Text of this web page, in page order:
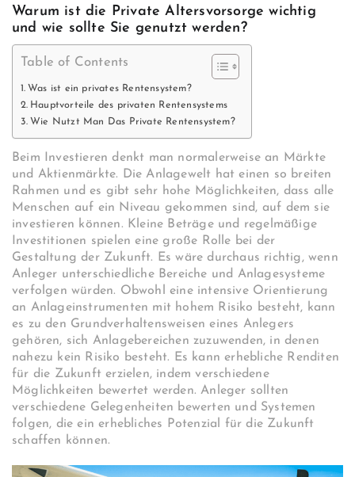
Warum ist die Private Altersvorsorge wichtig
und wie sollte Sie genutzt werden?
Table of Contents
Was ist ein privates Rentensystem?
Hauptvorteile des privaten Rentensystems
Wie Nutzt Man Das Private Rentensystem?
Beim Investieren denkt man normalerweise an Märkte
und Aktienmärkte. Die Anlagewelt hat einen so breiten
Rahmen und es gibt sehr hohe Möglichkeiten, dass alle
Menschen auf ein Niveau gekommen sind, auf dem sie
investieren können. Kleine Beträge und regelmäßige
Investitionen spielen eine große Rolle bei der
Gestaltung der Zukunft. Es wäre durchaus richtig, wenn
Anleger unterschiedliche Bereiche und Anlagesysteme
verfolgen würden. Obwohl eine intensive Orientierung
an Anlageinstrumenten mit hohem Risiko besteht, kann
es zu den Grundverhaltensweisen eines Anlegers
gehören, sich Anlagebereichen zuzuwenden, in denen
nahezu kein Risiko besteht. Es kann erhebliche Renditen
für die Zukunft erzielen, indem verschiedene
Möglichkeiten bewertet werden. Anleger sollten
verschiedene Gelegenheiten bewerten und Systemen
folgen, die ein erhebliches Potenzial für die Zukunft
schaffen können.